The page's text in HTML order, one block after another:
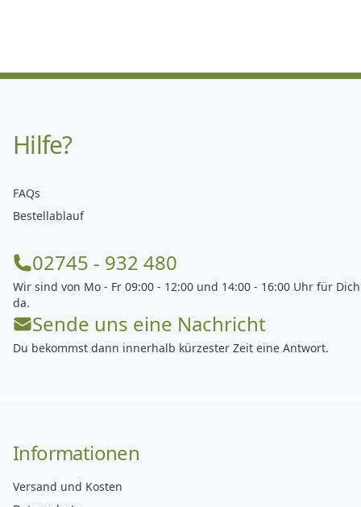
Hilfe?
FAQs
Bestellablauf
02745 - 932 480
Wir sind von Mo - Fr 09:00 - 12:00 und 14:00 - 16:00 Uhr für Dich
da.
Sende uns eine Nachricht
Du bekommst dann innerhalb kürzester Zeit eine Antwort.
Informationen
Versand und Kosten